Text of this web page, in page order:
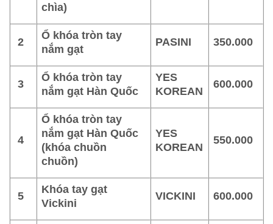
chìa)
2
Ổ khóa tròn tay
nắm gạt
PASINI 350.000
3
Ổ khóa tròn tay
nắm gạt Hàn Quốc
YES
KOREAN
600.000
4
Ổ khóa tròn tay
nắm gạt Hàn Quốc
(khóa chuồn
chuồn)
YES
KOREAN
550.000
5
Khóa tay gạt
Vickini
VICKINI 600.000